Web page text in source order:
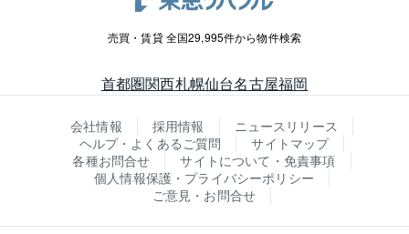
売買・賃貸 全国29,995件から物件検索
首都圏関西札幌仙台名古屋福岡
会社情報 採用情報
ニュースリリース
ヘルプ・よくあるご質問
サイトマップ
各種お問合せ
サイトについて・免責事項
個人情報保護・プライバシーポリシー
ご意見・お問合せ